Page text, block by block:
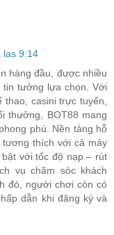
las 9:14
hàng đầu, được nhiều
tin tưởng lựa chọn. Với
casini trực tuyến,
thưởng, BOT88 mang
phú. Nền tảng hỗ
thích với cả máy
với tốc độ nạp – rút
vụ chăm sóc khách
đó, người chơi còn có
dẫn khi đăng ký và